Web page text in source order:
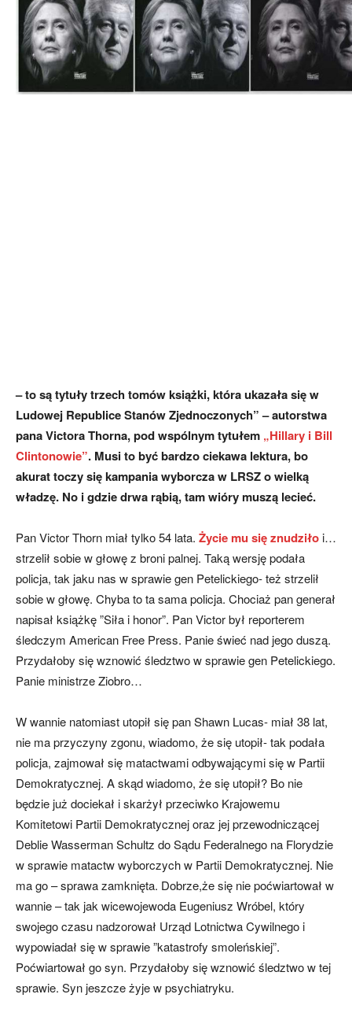
– to są tytuły trzech tomów książki, która ukazała się w
Ludowej Republice Stanów Zjednoczonych” – autorstwa
pana Victora Thorna, pod wspólnym tytułem „Hillary i Bill
Clintonowie”. Musi to być bardzo ciekawa lektura, bo
akurat toczy się kampania wyborcza w LRSZ o wielką
władzę. No i gdzie drwa rąbią, tam wióry muszą lecieć.
Pan Victor Thorn miał tylko 54 lata. Życie mu się znudziłoi…
strzelił sobie w głowę z broni palnej. Taką wersję podała
policja, tak jaku nas w sprawie gen Petelickiego- też strzelił
sobie w głowę. Chyba to ta sama policja. Chociaż pan generał
napisał książkę ”Siła i honor”. Pan Victor był reporterem
śledczym American Free Press. Panie świeć nad jego duszą.
Przydałoby się wznowić śledztwo w sprawie gen Petelickiego.
Panie ministrze Ziobro…
W wannie natomiast utopił się pan Shawn Lucas- miał 38 lat,
nie ma przyczyny zgonu, wiadomo, że się utopił- tak podała
policja, zajmował się matactwami odbywającymi się w Partii
Demokratycznej. A skąd wiadomo, że się utopił? Bo nie
będzie już dociekał i skarżył przeciwko Krajowemu
Komitetowi Partii Demokratycznej oraz jej przewodniczącej
Deblie Wasserman Schultz do Sądu Federalnego na Florydzie
w sprawie matactw wyborczych w Partii Demokratycznej. Nie
ma go – sprawa zamknięta. Dobrze,że się nie poćwiartował w
wannie – tak jak wicewojewoda Eugeniusz Wróbel, który
swojego czasu nadzorował Urząd Lotnictwa Cywilnego i
wypowiadał się w sprawie ”katastrofy smoleńskiej”.
Poćwiartował go syn. Przydałoby się wznowić śledztwo w tej
sprawie. Syn jeszcze żyje w psychiatryku.